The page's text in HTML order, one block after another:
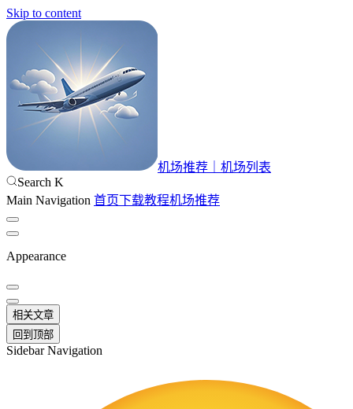
Skip to content
机场推荐｜机场列表
Search K
Main Navigation 首页下载教程机场推荐
Appearance
相关文章
回到顶部
Sidebar Navigation